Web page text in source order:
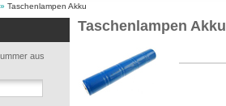
» Taschenlampen Akku
aus
Taschenlampen Akku